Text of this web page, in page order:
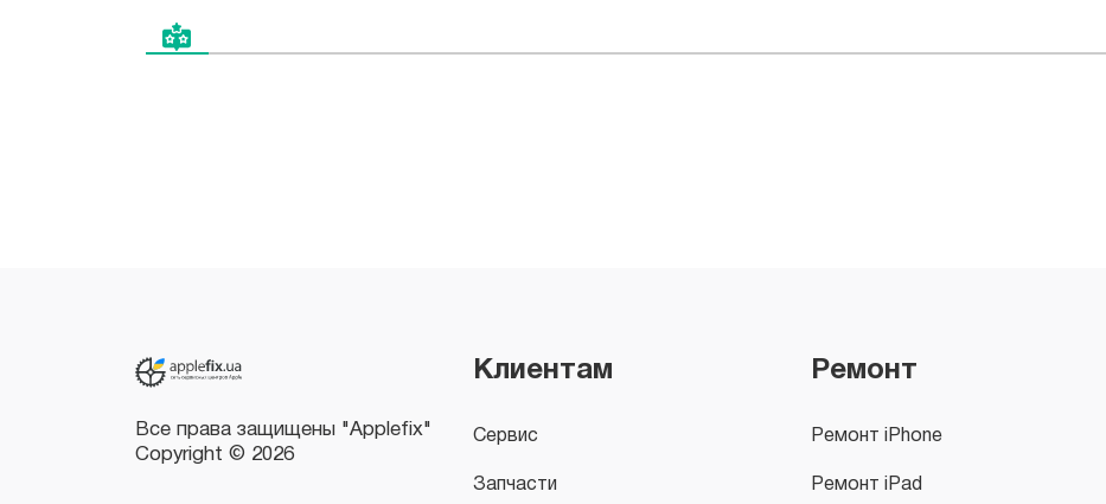
Клиентам
Сервис
Запчасти
Ремонт
Ремонт iPhone
Ремонт iPad